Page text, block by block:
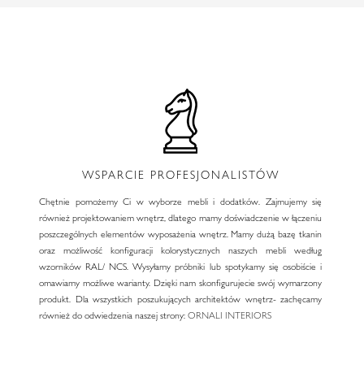
WSPARCIE PROFESJONALISTÓW
Chętnie pomożemy Ci w wyborze mebli i dodatków. Zajmujemy się
również projektowaniem wnętrz, dlatego mamy doświadczenie w łączeniu
poszczególnych elementów wyposażenia wnętrz. Mamy dużą bazę tkanin
oraz możliwość konfiguracji kolorystycznych naszych mebli według
wzorników RAL/ NCS. Wysyłamy próbniki lub spotykamy się osobiście i
omawiamy możliwe warianty. Dzięki nam skonfigurujecie swój wymarzony
produkt. Dla wszystkich poszukujących architektów wnętrz- zachęcamy
również do odwiedzenia naszej strony:ORNALI INTERIORS